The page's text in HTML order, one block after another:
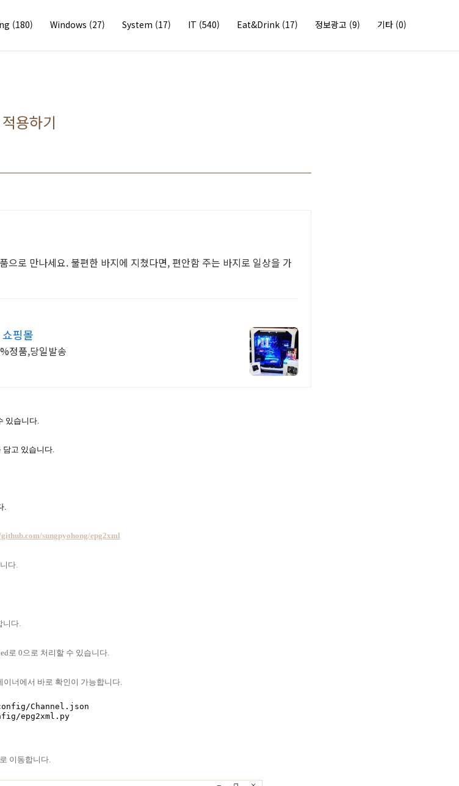
(180) Windows (27) System (17) IT (540) Eat&Drink (17) 정보광고 (9) 기타 (0)
용하기
으로 만나세요. 불편한 바지에 지쳤다면, 편안함 주는 바지로 일상을 가
핑몰
정품,당일발송
있습니다.
담고 있습니다.
.
sungpyohong/epg2xml
다.
니다.
로 0으로 처리할 수 있습니다.
이너에서 바로 확인이 가능합니다.
Channel.json
이동합니다.